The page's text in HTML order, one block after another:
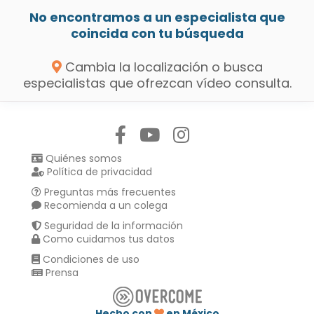
No encontramos a un especialista que
coincida con tu búsqueda
Cambia la localización o busca
especialistas que ofrezcan vídeo consulta.
Quiénes somos
Política de privacidad
Preguntas más frecuentes
Recomienda a un colega
Seguridad de la información
Como cuidamos tus datos
Condiciones de uso
Prensa